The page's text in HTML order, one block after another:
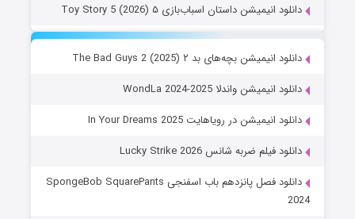
دانلود انیمیشن داستان اسباب‌بازی ۵ Toy Story 5 (2026)
دانلود انیمیشن بچه‌های بد ۲ The Bad Guys 2 (2025)
دانلود انیمیشن واندلا WondLa 2024-2025
دانلود انیمیشن در رویاهایت In Your Dreams 2025
دانلود فیلم ضربه شانس Lucky Strike 2026
دانلود فصل پانزدهم باب اسفنجی SpongeBob SquarePants
2024